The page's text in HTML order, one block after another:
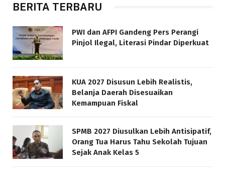
BERITA TERBARU
PWI dan AFPI Gandeng Pers Perangi
Pinjol Ilegal, Literasi Pindar Diperkuat
KUA 2027 Disusun Lebih Realistis,
Belanja Daerah Disesuaikan
Kemampuan Fiskal
SPMB 2027 Diusulkan Lebih Antisipatif,
Orang Tua Harus Tahu Sekolah Tujuan
Sejak Anak Kelas 5